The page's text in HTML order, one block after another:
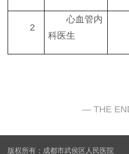
2
心血管内
科医生
版权所有：成都市武侯区人民医院